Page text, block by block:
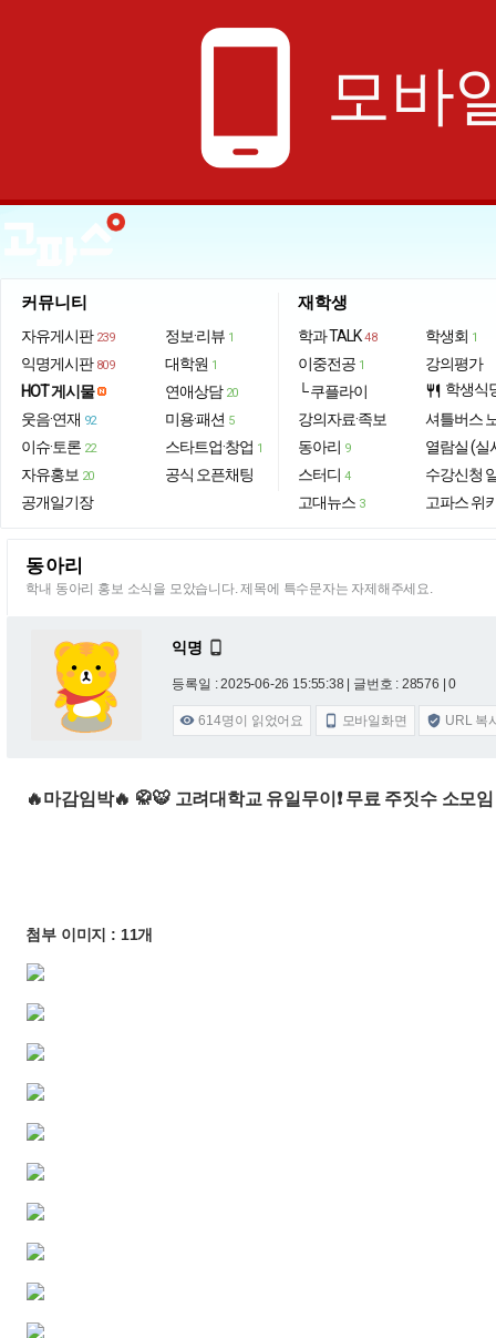
phone_android 모바
커뮤니티
자유게시판 239
익명게시판 809
HOT 게시물
웃음·연재 92
이슈·토론 22
자유홍보 20
공개일기장
정보·리뷰 1
대학원 1
연애상담 20
미용·패션 5
스타트업·창업 1
공식 오픈채팅
재학생
학과 TALK 48
이중전공 1
└ 쿠플라이
강의자료·족보
동아리 9
스터디 4
고대뉴스 3
학생회 1
강의평가
restaurant 학생식
셔틀버스
열람실 (실
수강신청
고파스 위
동아리
학내 동아리 홍보 소식을 모았습니다. 제목에 특수문자는 자제해주세요.
익명 
등록일 : 2025-06-26 15:55:38 | 글번호 : 28576 | 0
 614명이 읽었어요  모바일화면  URL 복
🔥마감임박🔥 🥋🐯 고려대학교 유일무이❗️ 무료 주짓수 소
첨부 이미지 : 11개